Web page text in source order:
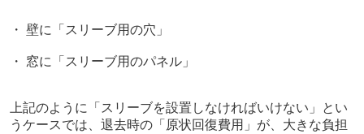
・ 壁に「スリーブ用の穴」
・ 窓に「スリーブ用のパネル」
上記のように「スリーブを設置しなければいけない」とい
うケースでは、退去時の「原状回復費用」が、大きな負担